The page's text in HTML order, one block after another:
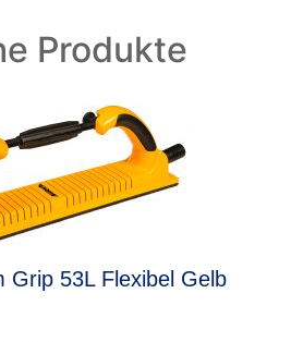
Produkte
Grip 53L Flexibel Gelb